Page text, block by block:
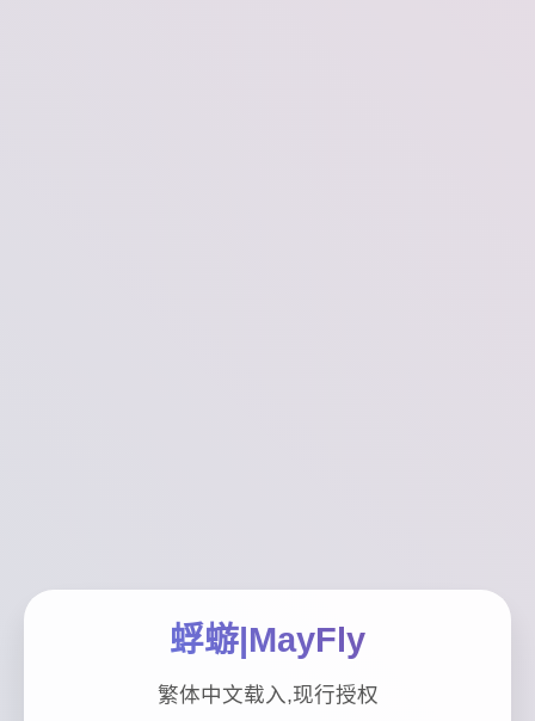
蜉蝣|MayFly
繁体中文载入,现行授权